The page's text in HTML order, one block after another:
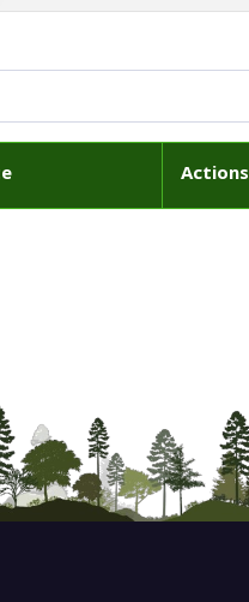
Actions